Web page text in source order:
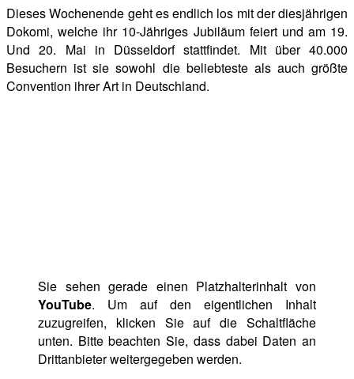
Dieses Wochenende geht es endlich los mit der diesjährigen
Dokomi, welche ihr 10-Jähriges Jubiläum feiert und am 19.
Und 20. Mai in Düsseldorf stattfindet. Mit über 40.000
Besuchern ist sie sowohl die beliebteste als auch größte
Convention ihrer Art in Deutschland.
Sie sehen gerade einen Platzhalterinhalt von
YouTube. Um auf den eigentlichen Inhalt
zuzugreifen, klicken Sie auf die Schaltfläche
unten. Bitte beachten Sie, dass dabei Daten an
Drittanbieter weitergegeben werden.